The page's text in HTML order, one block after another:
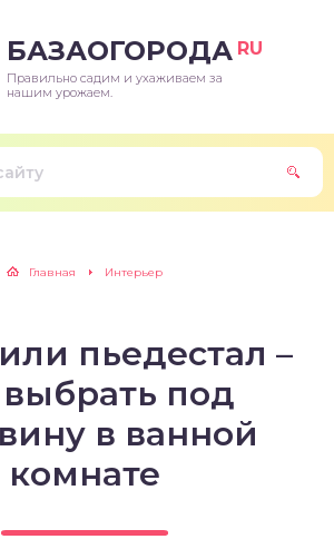
БАЗАОГОРОДА RU
Правильно садим и ухаживаем за
нашим урожаем.
Главная Интерьер
пьедестал –
выбрать под
в ванной
комнате